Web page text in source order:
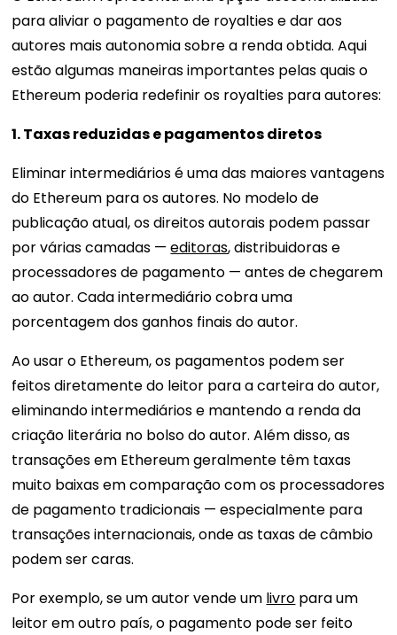
para aliviar o pagamento de royalties e dar aos
autores mais autonomia sobre a renda obtida. Aqui
estão algumas maneiras importantes pelas quais o
Ethereum poderia redefinir os royalties para autores:
1. Taxas reduzidas e pagamentos diretos
Eliminar intermediários é uma das maiores vantagens
do Ethereum para os autores. No modelo de
publicação atual, os direitos autorais podem passar
por várias camadas —editoras, distribuidoras e
processadores de pagamento — antes de chegarem
ao autor. Cada intermediário cobra uma
porcentagem dos ganhos finais do autor.
Ao usar o Ethereum, os pagamentos podem ser
feitos diretamente do leitor para a carteira do autor,
eliminando intermediários e mantendo a renda da
criação literária no bolso do autor. Além disso, as
transações em Ethereum geralmente têm taxas
muito baixas em comparação com os processadores
de pagamento tradicionais — especialmente para
transações internacionais, onde as taxas de câmbio
podem ser caras.
Por exemplo, se um autor vende um livro para um
leitor em outro país, o pagamento pode ser feito